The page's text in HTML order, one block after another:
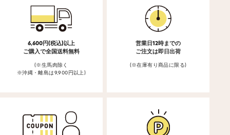
6,600円(税込)以上
ご購入で全国送料無料
(※生馬肉除く
※沖縄・離島は9,900円以上)
営業日12時までの
ご注文は即日出荷
(※在庫有り商品に限る)